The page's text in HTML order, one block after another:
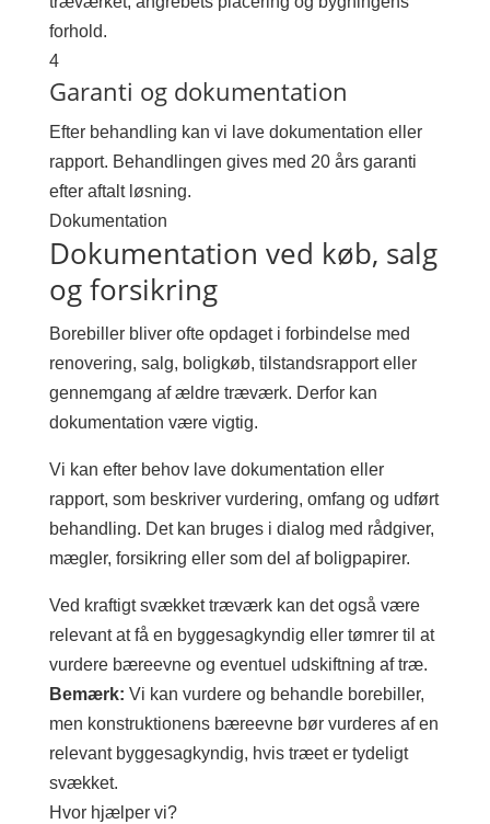
forhold.
4
Garanti og dokumentation
Efter behandling kan vi lave dokumentation eller
rapport. Behandlingen gives med 20 års garanti
efter aftalt løsning.
Dokumentation
Dokumentation ved køb, salg
og forsikring
Borebiller bliver ofte opdaget i forbindelse med
renovering, salg, boligkøb, tilstandsrapport eller
gennemgang af ældre træværk. Derfor kan
dokumentation være vigtig.
Vi kan efter behov lave dokumentation eller
rapport, som beskriver vurdering, omfang og udført
behandling. Det kan bruges i dialog med rådgiver,
mægler, forsikring eller som del af boligpapirer.
Ved kraftigt svækket træværk kan det også være
relevant at få en byggesagkyndig eller tømrer til at
vurdere bæreevne og eventuel udskiftning af træ.
Bemærk: Vi kan vurdere og behandle borebiller,
men konstruktionens bæreevne bør vurderes af en
relevant byggesagkyndig, hvis træet er tydeligt
svækket.
Hvor hjælper vi?